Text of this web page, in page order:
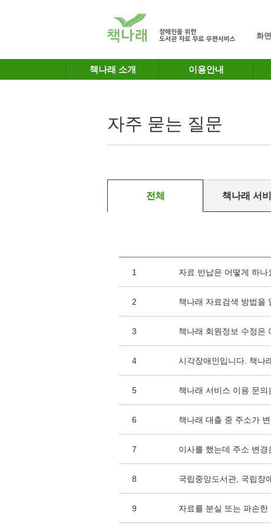
화
책나래 소개 이용안내
자주 묻는 질문
전체 책나래 서
1 자료 반납은 어떻게 하나
2 책나래 자료검색 방법을
3 책나래 회원정보 수정은
4 시각장애인입니다. 책나
5 책나래 서비스 이용 문
6 책나래 대출 중 주소가
7 이사를 했는데 주소 변
8 국립중앙도서관, 국립장
9 자료를 분실 또는 파손